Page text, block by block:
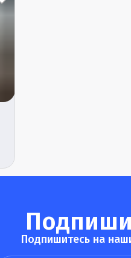
Подпишитесь на